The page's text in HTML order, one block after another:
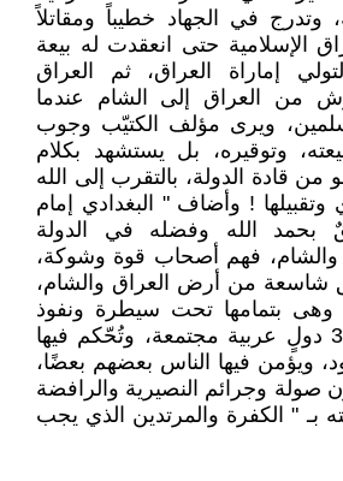
وتدرج في الجهاد خطيباً ومقاتلاً
الإسلامية حتى انعقدت له بيعة
إماراة العراق، ثم العراق
من العراق إلى الشام عندما
ويرى مؤلف الكتيّب وجوب
وتوقيره، بل يستشهد بكلام
من قادة الدولة، بالتقرب إلى الله
! وأضاف " البغدادي إمام
بحمد الله وفضله في الدولة
والشام، فهم أصحاب قوة وشوكة،
شاسعة من أرض العراق والشام،
وهى بتمامها تحت سيطرة ونفوذ
الدولة- تكبر مساحة 3 دولٍ عربية مجتمعة، وتُحّكم فيها
ويؤمن فيها الناس بعضهم بعضًا،
صولة وجرائم النصيرية والرافضة
بـ " الكفرة والمرتدين الذي يجب